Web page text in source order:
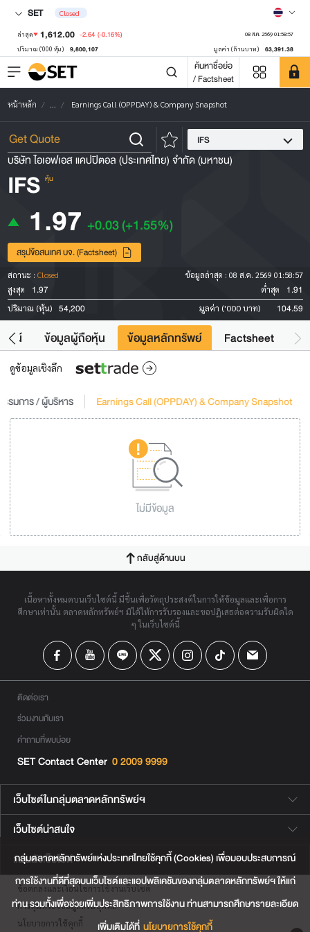
SET Closed
ล่าสุด 1,612.00 -2.64 (-0.16%) 08 ส.ค. 2569 01:58:57
ปริมาณ ('000 หุ้น) 9,800,107 มูลค่า (ล้านบาท) 63,391.38
ค้นหาชื่อย่อ
/ Factsheet
หน้าหลัก ... Earnings Call (OPPDAY) & Company Snapshot
IFS
บริษัท ไอเอฟเอส แคปปิตอล (ประเทศไทย) จำกัด (มหาชน)
IFS หุ้น
1.97 +0.03(+1.55%)
สรุปข้อสนเทศ บจ. (Factsheet)
สถานะ : Closed ข้อมูลล่าสุด : 08 ส.ค. 2569 01:58:57
สูงสุด
1.97 ต่ำสุด 1.91
ปริมาณ (หุ้น) 54,200 มูลค่า ('000 บาท) 104.59
ยชน์ ข้อมูลผู้ถือหุ้น ข้อมูลหลักทรัพย์ Factsheet
ดูข้อมูลเชิงลึก
รมการ / ผู้บริหาร Earnings Call (OPPDAY) & Company Snapshot
ไม่มีข้อมูล
กลับสู่ด้านบน
เนื้อหาทั้งหมดบนเว็บไซต์นี้ มีขึ้นเพื่อวัตถุประสงค์ในการให้ข้อมูลและเพื่อการ
ศึกษาเท่านั้น ตลาดหลักทรัพย์ฯ มิได้ให้การรับรองและขอปฏิเสธต่อความรับผิดใด
ๆ ในเว็บไซต์นี้
ติดต่อเรา
ร่วมงานกับเรา
คำถามที่พบบ่อย
SET Contact Center 0 2009 9999
เว็บไซต์ในกลุ่มตลาดหลักทรัพย์ฯ
เว็บไซต์น่าสนใจ
แผนผังเว็บไซต์
ข้อตกลงและเงื่อนไขการใช้งานเว็บไซต์
การคุ้มครองข้อมูลส่วนบุคคล
นโยบายการใช้คุกกี้
กลุ่มตลาดหลักทรัพย์แห่งประเทศไทยใช้คุกกี้ (Cookies) เพื่อมอบประสบการณ์
การใช้งานที่ดีที่สุดบนเว็บไซต์และแอปพลิเคชันของกลุ่มตลาดหลักทรัพย์ฯ ให้แก่
ท่าน รวมทั้งเพื่อช่วยเพิ่มประสิทธิภาพการใช้งาน ท่านสามารถศึกษารายละเอียด
เพิ่มเติมได้ที่ นโยบายการใช้คุกกี้